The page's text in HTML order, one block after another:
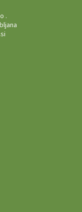
.